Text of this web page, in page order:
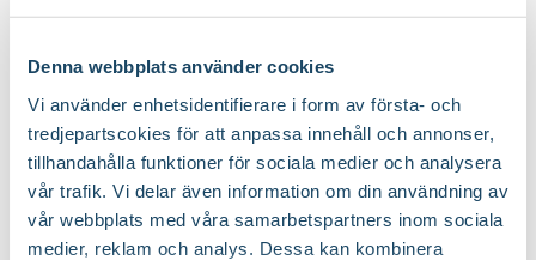
Denna webbplats använder cookies
Vi använder enhetsidentifierare i form av första- och
tredjepartscokies för att anpassa innehåll och annonser,
tillhandahålla funktioner för sociala medier och analysera
vår trafik. Vi delar även information om din användning av
vår webbplats med våra samarbetspartners inom sociala
medier, reklam och analys. Dessa kan kombinera
Vintergrön: Nej
Växtsätt: Upprätt och buskigt
Beskärningstid: På våren